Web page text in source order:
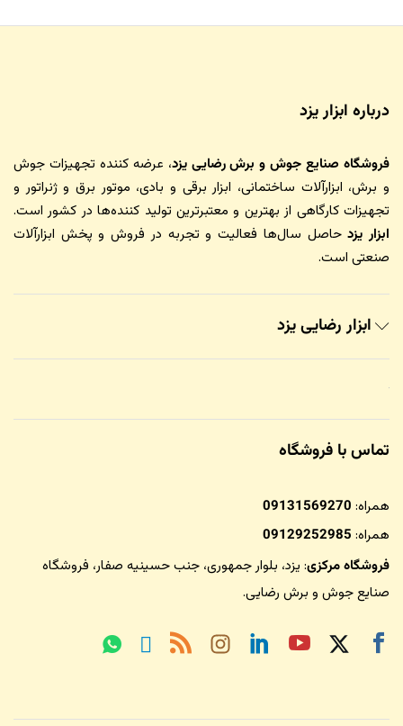
درباره ابزار یزد
فروشگاه صنایع جوش و برش رضایی یزد، عرضه کننده تجهیزات جوش
و برش، ابزارآلات ساختمانی، ابزار برقی و بادی، موتور برق و ژنراتور و
تجهیزات کارگاهی از بهترین و معتبرترین تولید کننده‌ها در کشور است.
ابزار یزدحاصل سال‌ها فعالیت و تجربه در فروش و پخش ابزارآلات
صنعتی است.
ابزار رضایی یزد
تماس با فروشگاه
همراه: 09131569270
همراه: 09129252985
فروشگاه مرکزی: یزد، بلوار جمهوری، جنب حسینیه صفار، فروشگاه
صنایع جوش و برش رضایی.